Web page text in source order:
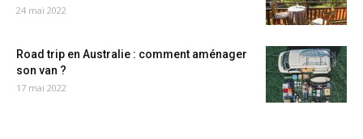
24 mai 2022
Road trip en Australie : comment aménager
son van ?
17 mai 2022